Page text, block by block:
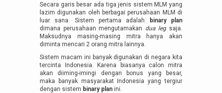
Secara garis besar ada tiga jenis sistem MLM yang
lazim digunakan oleh berbagai perusahaan MLM di
luar sana. Sistem pertama adalah
binary plan
dimana perusahaan mengutamakan dua leg saja.
Maksudnya masing-masing mitra hanya akan
diminta mencari 2 orang mitra lainnya.
Sistem macam ini banyak digunakan di negara kita
tercinta Indonesia. Karena biasanya calon mitra
akan diiming-imingi dengan bonus yang besar,
maka banyak masyarakat Indonesia yang tergiur
dengan sistem binary plan ini.